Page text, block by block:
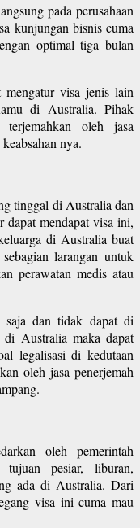
pada perusahaan
kunjungan bisnis cuma
optimal tiga bulan
visa jenis lain
di Australia. Pihak
oleh jasa
nya.
tinggal di Australia dan
mendapat visa ini,
di Australia buat
larangan untuk
perawatan medis atau
dan tidak dapat di
Australia maka dapat
legalisasi di kedutaan
oleh jasa penerjemah
oleh pemerintah
pesiar, liburan,
ada di Australia. Dari
visa ini cuma mau